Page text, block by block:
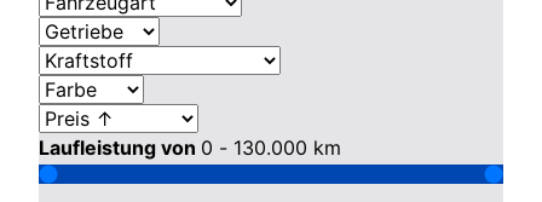
Laufleistung von 0 - 130.000 km